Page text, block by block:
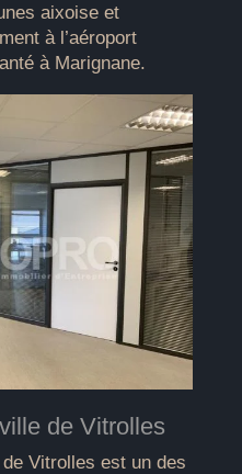
aixoise et
à l’aéroport
à Marignane.
de Vitrolles
Vitrolles est un des